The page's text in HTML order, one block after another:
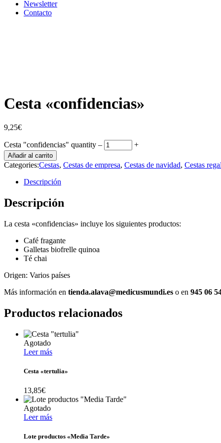
Newsletter
Contacto
Cesta «confidencias»
9,25€
Cesta "confidencias" quantity ‒ +
Añadir al carrito
Categories:Cestas, Cestas de empresa, Cestas de navidad, Cestas
Descripción
Descripción
La cesta «confidencias» incluye los siguientes productos:
Café fragante
Galletas biofrelle quinoa
Té chai
Origen: Varios países
Más información en tienda.alava@medicusmundi.es o en 945 06
Productos relacionados
Agotado
Leer más
Cesta «tertulia»
13,85€
Agotado
Leer más
Lote productos «Media Tarde»